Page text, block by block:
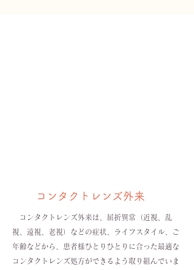
コンタクトレンズ外来
コンタクトレンズ外来は、屈折異常（近視、乱
視、遠視、老視）などの症状、ライフスタイル、ご
年齢などから、患者様ひとりひとりに合った最適な
コンタクトレンズ処方ができるよう取り組んでいま